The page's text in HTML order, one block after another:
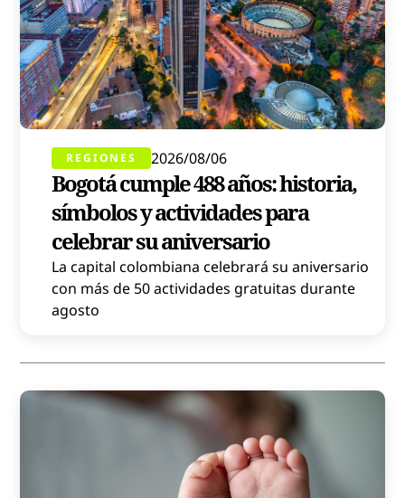
REGIONES 2026/08/06
Bogotá cumple 488 años: historia,
símbolos y actividades para
celebrar su aniversario
La capital colombiana celebrará su aniversario
con más de 50 actividades gratuitas durante
agosto